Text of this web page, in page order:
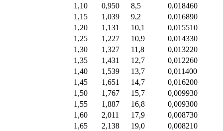
1,10
0,950 8,5
0,018460
1,15
1,039 9,2
0,016890
1,20
1,131 10,1
0,015510
1,25
1,227 10,9
0,014330
1,30
1,327 11,8
0,013220
1,35
1,431 12,7
0,012260
1,40
1,539 13,7
0,011400
1,45
1,651 14,7
0,016200
1,50
1,767 15,7
0,009930
1,55
1,887 16,8
0,009300
1,60
2,011 17,9
0,008730
1,65
2,138 19,0
0,008210